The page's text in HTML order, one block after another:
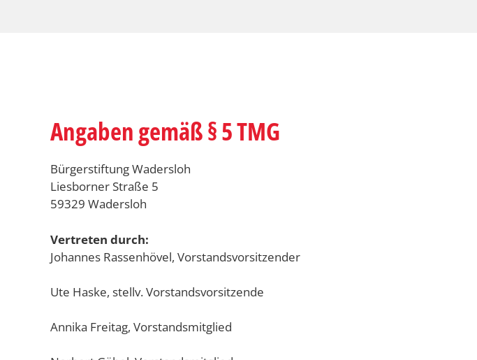
Angaben gemäß § 5 TMG
Bürgerstiftung Wadersloh
Liesborner Straße 5
59329 Wadersloh
Vertreten durch:
Johannes Rassenhövel, Vorstandsvorsitzender
Ute Haske, stellv. Vorstandsvorsitzende
Annika Freitag, Vorstandsmitglied